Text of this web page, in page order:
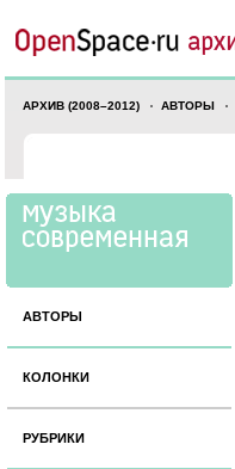
АРХИВ (2008–2012) АВТОРЫ
АВТОРЫ
КОЛОНКИ
РУБРИКИ